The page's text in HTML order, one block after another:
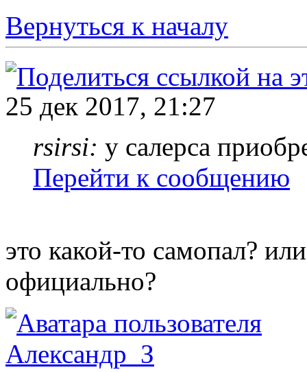
Вернуться к началу
25 дек 2017, 21:27
rsirsi: у салерса
Перейти к сообщению
это какой-то самопал?
официально?
Александр_З